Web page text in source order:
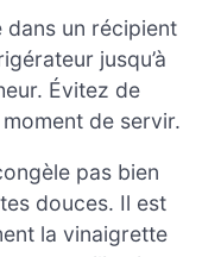
dans un récipient
jusqu’à
Évitez de
de servir.
pas bien
douces. Il est
la vinaigrette